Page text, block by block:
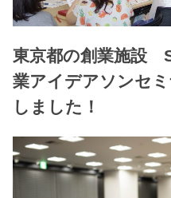
東京都の創業施設
業アイデアソンセ
しました！